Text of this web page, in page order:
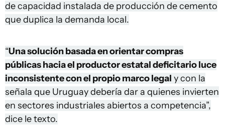
de capacidad instalada de producción de cemento
que duplica la demanda local.
“Una solución basada en orientar compras
públicas hacia el productor estatal deficitario luce
inconsistente con el propio marco legal y con la
señala que Uruguay debería dar a quienes invierten
en sectores industriales abiertos a competencia”,
dice le texto.